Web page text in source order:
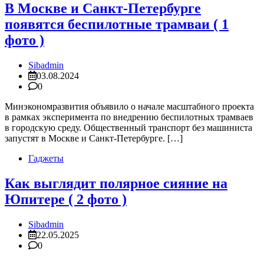
В Москве и Санкт-Петербурге
появятся беспилотные трамваи ( 1
фото )
Sibadmin
03.08.2024
0
Минэкономразвития объявило о начале масштабного проекта
в рамках эксперимента по внедрению беспилотных трамваев
в городскую среду. Общественный транспорт без машиниста
запустят в Москве и Санкт-Петербурге. […]
Гаджеты
Как выглядит полярное сияние на
Юпитере ( 2 фото )
Sibadmin
22.05.2025
0